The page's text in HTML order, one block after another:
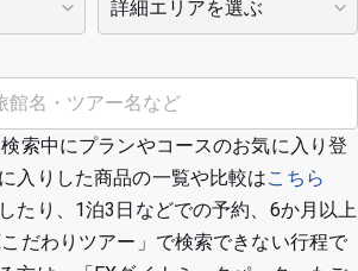
索中にプランやコースのお気に入り登
入りした商品の一覧や比較はこちら
たり、1泊3日などでの予約、6か月以上
だわりツアー」で検索できない行程で